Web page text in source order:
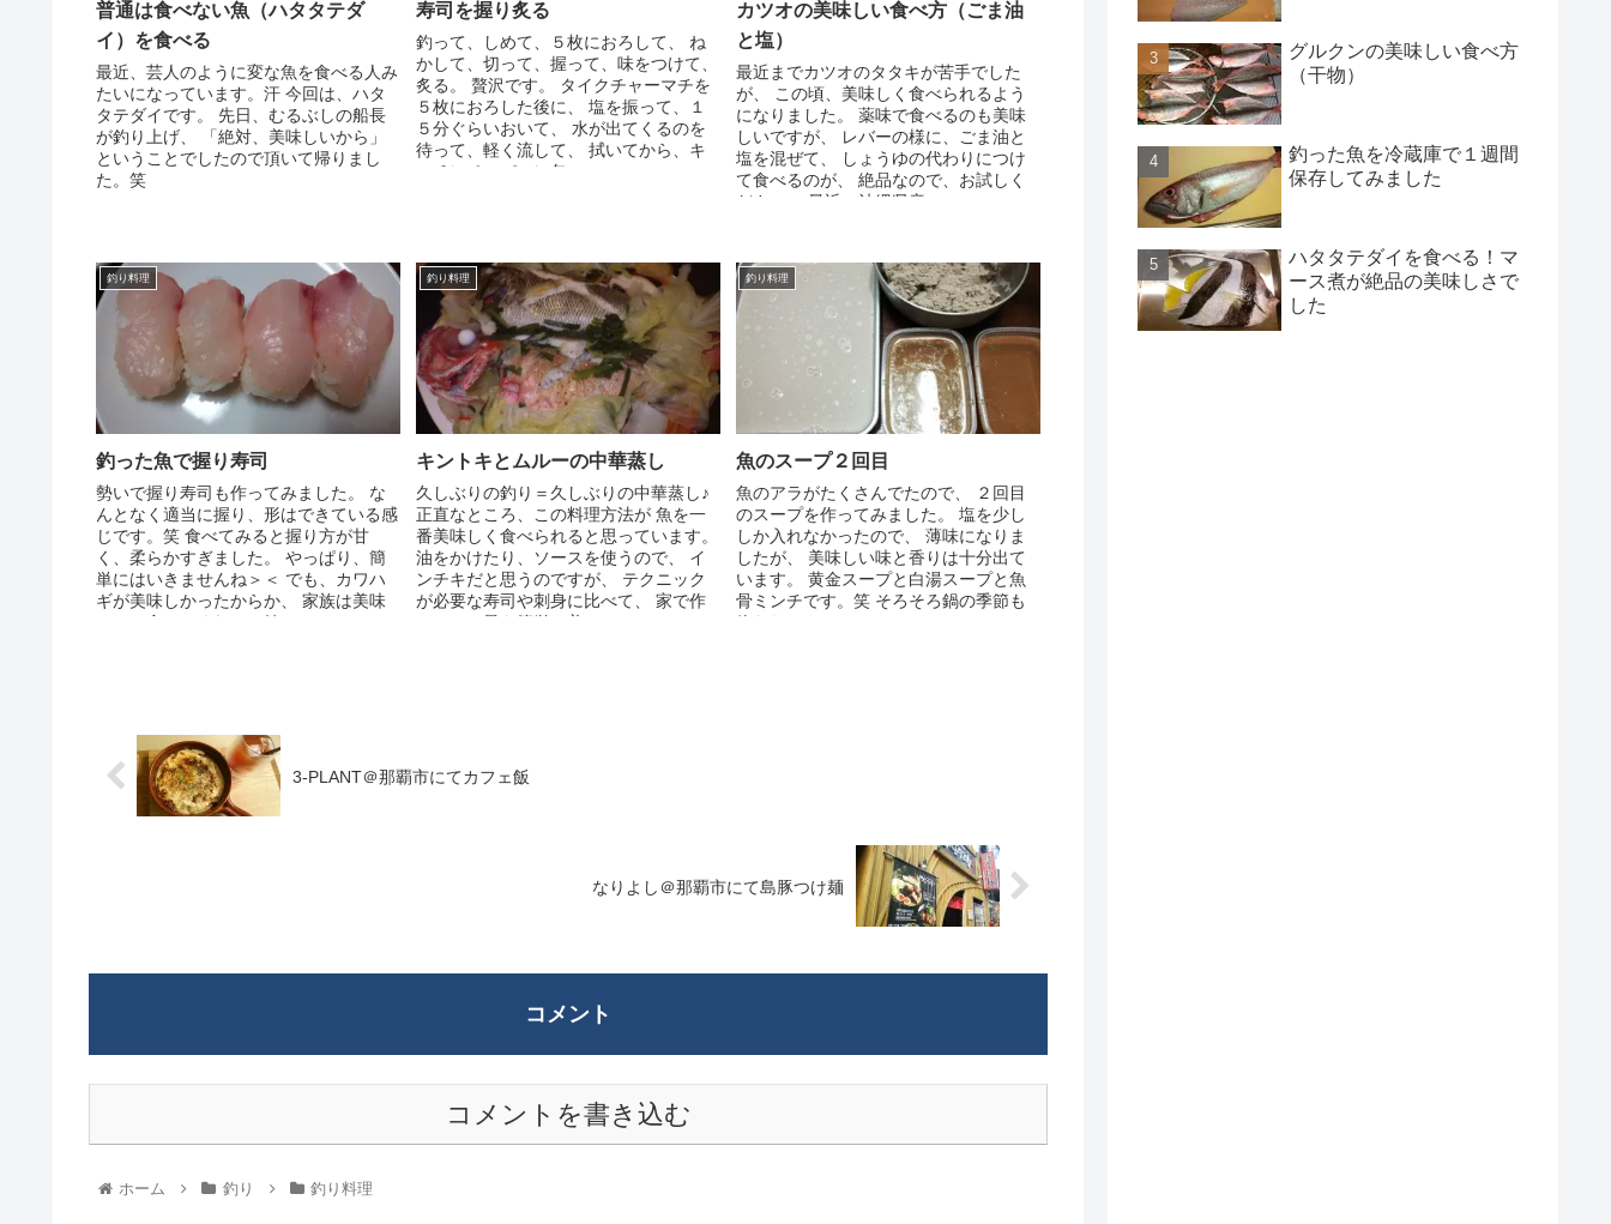
普通は食べない魚（ハタタテダ
イ）を食べる
最近、芸人のように変な魚を食べる人み
たいになっています。汗 今回は、ハタ
タテダイです。 先日、むるぶしの船長
が釣り上げ、 「絶対、美味しいから」
ということでしたので頂いて帰りまし
た。笑
寿司を握り炙る
釣って、しめて、５枚におろして、 ね
かして、切って、握って、味をつけて、
炙る。 贅沢です。 タイクチャーマチを
５枚におろした後に、 塩を振って、１
５分ぐらいおいて、 水が出てくるのを
待って、軽く流して、 拭いてから、キ
ッチンペーパーに包...
カツオの美味しい食べ方（ごま油
と塩）
最近までカツオのタタキが苦手でした
が、 この頃、美味しく食べられるよう
になりました。 薬味で食べるのも美味
しいですが、 レバーの様に、ごま油と
塩を混ぜて、 しょうゆの代わりにつけ
て食べるのが、 絶品なので、お試しく
ださい。 最近、沖縄県産...
釣り料理
釣った魚で握り寿司
勢いで握り寿司も作ってみました。 な
んとなく適当に握り、形はできている感
じです。笑 食べてみると握り方が甘
く、柔らかすぎました。 やっぱり、簡
単にはいきませんね＞＜ でも、カワハ
ギが美味しかったからか、 家族は美味
しいと食べてくれて、嬉し...
釣り料理
キントキとムルーの中華蒸し
久しぶりの釣り＝久しぶりの中華蒸し♪
正直なところ、この料理方法が 魚を一
番美味しく食べられると思っています。
油をかけたり、ソースを使うので、 イ
ンチキだと思うのですが、 テクニック
が必要な寿司や刺身に比べて、 家で作
るには、最も簡単で美...
釣り料理
魚のスープ２回目
魚のアラがたくさんでたので、 ２回目
のスープを作ってみました。 塩を少し
しか入れなかったので、 薄味になりま
したが、 美味しい味と香りは十分出て
います。 黄金スープと白湯スープと魚
骨ミンチです。笑 そろそろ鍋の季節も
終わりにさしかかってい...
3-PLANT＠那覇市にてカフェ飯
なりよし＠那覇市にて島豚つけ麺
コメント
コメントを書き込む
ホーム 釣り 釣り料理
グルクンの美味しい食べ方
（干物）
釣った魚を冷蔵庫で１週間
保存してみました
ハタタテダイを食べる！マ
ース煮が絶品の美味しさで
した